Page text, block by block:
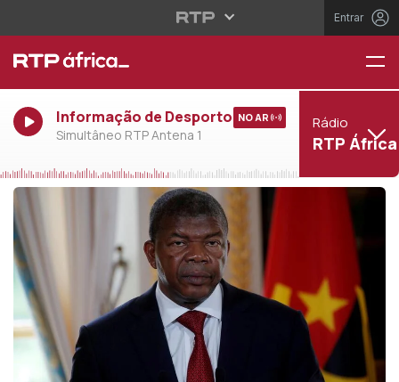
Entrar
Informação de Desporto
Simultâneo RTP Antena 1
NO AR Rádio
RTP África